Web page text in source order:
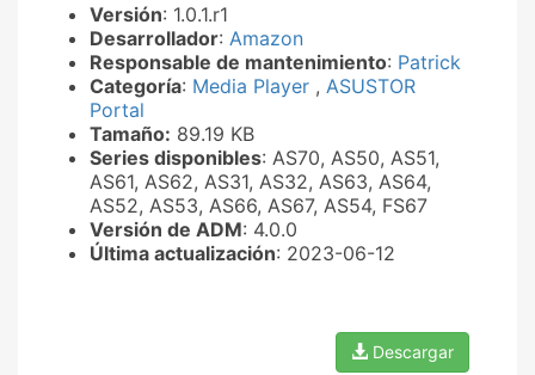
Versión: 1.0.1.r1
Desarrollador: Amazon
Responsable de mantenimiento: Patrick
Categoría: Media Player , ASUSTOR
Portal
Tamaño: 89.19 KB
Series disponibles: AS70, AS50, AS51,
AS61, AS62, AS31, AS32, AS63, AS64,
AS52, AS53, AS66, AS67, AS54, FS67
Versión de ADM: 4.0.0
Última actualización: 2023-06-12
Descargar